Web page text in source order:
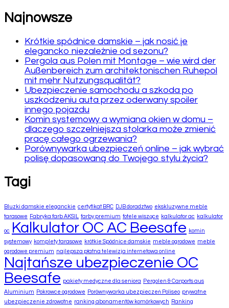
Najnowsze
Krótkie spódnice damskie – jak nosić je
elegancko niezależnie od sezonu?
Pergola aus Polen mit Montage – wie wird der
Außenbereich zum architektonischen Ruhepol
mit mehr Nutzungsqualität?
Ubezpieczenie samochodu a szkoda po
uszkodzeniu auta przez oderwany spoiler
innego pojazdu
Komin systemowy a wymiana okien w domu –
dlaczego szczelniejsza stolarka może zmienić
pracę całego ogrzewania?
Porównywarka ubezpieczeń online – jak wybrać
polisę dopasowaną do Twojego stylu życia?
Tagi
Bluzki damskie eleganckie certyfikat BRC DJB doradztwo ekskluzywne meble
tarasowe
Fabryka farb AKSIL farby premium fotele wiszące kalkulator ac kalkulator
oc Kalkulator OC AC Beesafe komin
systemowy komplety tarasowe krótkie Spódnice damskie meble ogrodowe meble
ogrodowe premium najlepsza płatna telewizja internetowa online
Najtańsze ubezpieczenie OC
Beesafe pakiety medyczne dla seniora
Pergolen & Carports aus
Aluminium
Pokrowce ogrodowe Porównywarka ubezpieczeń Poliseo prywatne
ubezpieczenie zdrowotne ranking abonamentów komórkowych
Ranking